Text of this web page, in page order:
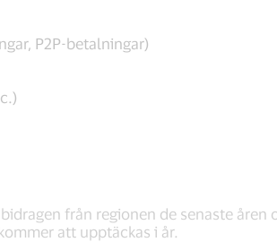
P2P-betalningar)
från regionen de senaste åren
att upptäckas i år.